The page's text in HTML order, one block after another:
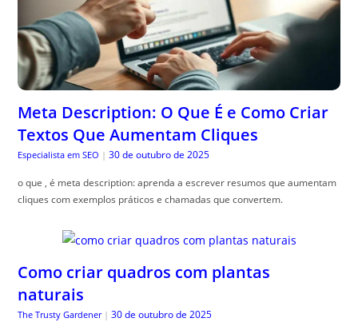
Meta Description: O Que É e Como Criar
Textos Que Aumentam Cliques
Especialista em SEO | 30 de outubro de 2025
o que , é meta description: aprenda a escrever resumos que aumentam
cliques com exemplos práticos e chamadas que convertem.
Como criar quadros com plantas
naturais
The Trusty Gardener | 30 de outubro de 2025